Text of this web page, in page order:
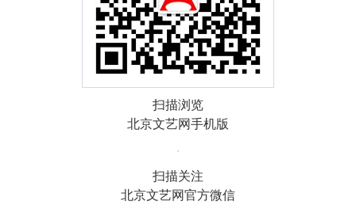
扫描浏览
北京文艺网手机版
扫描关注
北京文艺网官方微信